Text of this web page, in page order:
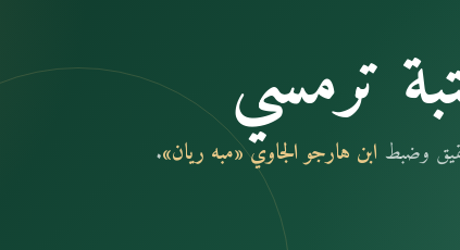
ترمسي
وضبط ابن هارجو الجاوي «مبه ريان».